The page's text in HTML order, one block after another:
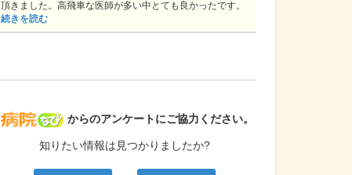
病院なび
からのアンケートにご協力ください。
知りたい情報は見つかりましたか?
頂きました。高飛車な医師が多い中とても良かったです。
続きを読む